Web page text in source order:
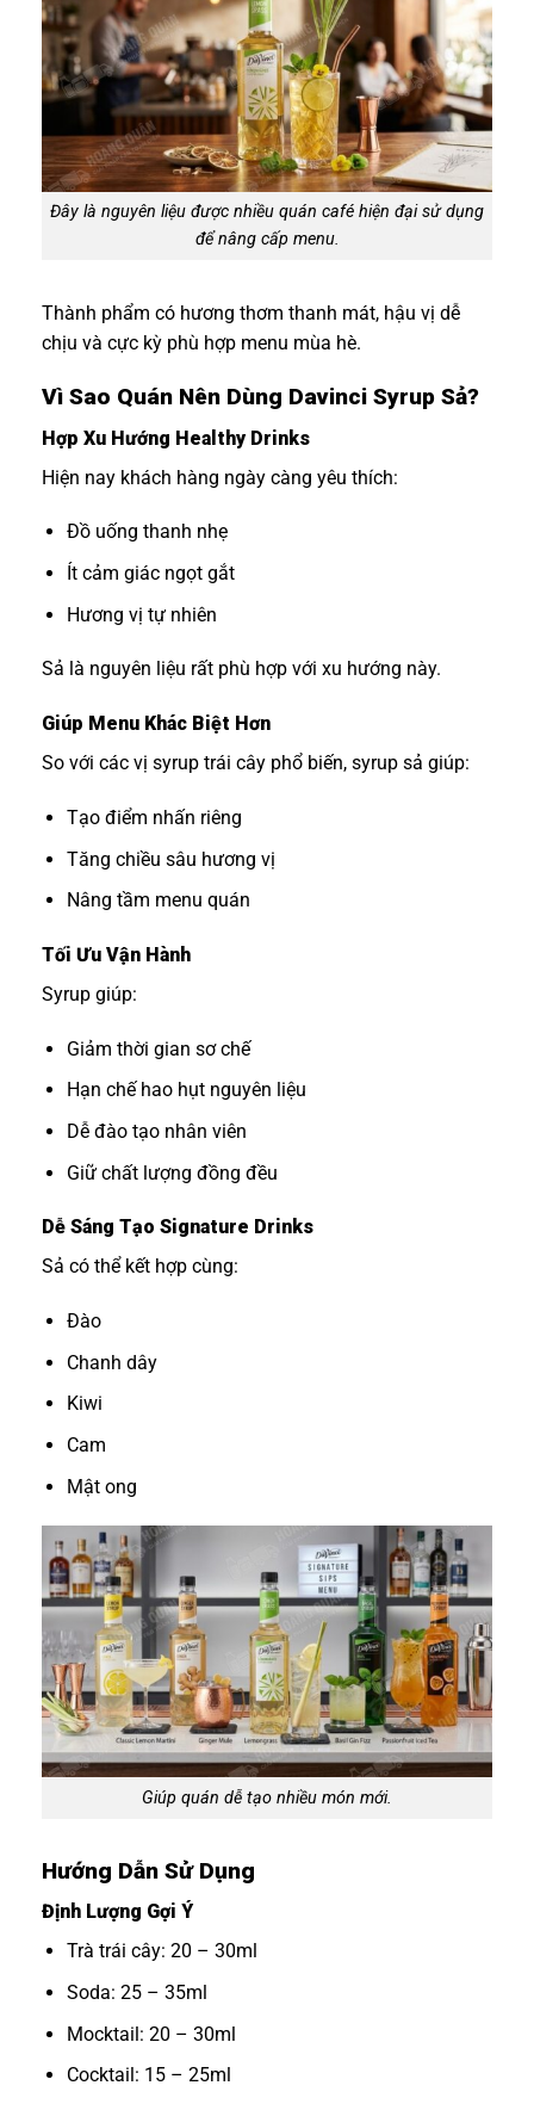
Đây là nguyên liệu được nhiều quán café hiện đại sử dụng
để nâng cấp menu.
Thành phẩm có hương thơm thanh mát, hậu vị dễ
chịu và cực kỳ phù hợp menu mùa hè.
Vì Sao Quán Nên Dùng Davinci Syrup Sả?
Hợp Xu Hướng Healthy Drinks
Hiện nay khách hàng ngày càng yêu thích:
Đồ uống thanh nhẹ
Ít cảm giác ngọt gắt
Hương vị tự nhiên
Sả là nguyên liệu rất phù hợp với xu hướng này.
Giúp Menu Khác Biệt Hơn
So với các vị syrup trái cây phổ biến, syrup sả giúp:
Tạo điểm nhấn riêng
Tăng chiều sâu hương vị
Nâng tầm menu quán
Tối Ưu Vận Hành
Syrup giúp:
Giảm thời gian sơ chế
Hạn chế hao hụt nguyên liệu
Dễ đào tạo nhân viên
Giữ chất lượng đồng đều
Dễ Sáng Tạo Signature Drinks
Sả có thể kết hợp cùng:
Đào
Chanh dây
Kiwi
Cam
Mật ong
Giúp quán dễ tạo nhiều món mới.
Hướng Dẫn Sử Dụng
Định Lượng Gợi Ý
Trà trái cây: 20 – 30ml
Soda: 25 – 35ml
Mocktail: 20 – 30ml
Cocktail: 15 – 25ml